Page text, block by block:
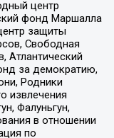
центр
фонд Маршалла
защиты
Свободная
Атлантический
за демократию,
Родники
извлечения
Фалуньгун,
в отношении
по